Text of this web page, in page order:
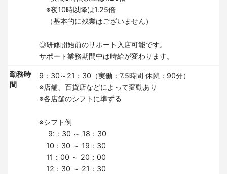
※夜10時以降は1.25倍
（基本的に残業はございません）
◎研修開始前のサポート入店可能です。
サポート業務期間中は時給が変わります。
勤務時
間
9：30～21：30（実働：7.5時間 休憩：90分）
※店舗、百貨店などによって変動あり
※各店舗のシフトに準ずる
※シフト例
9:：30 ～ 18：30
10：30 ～ 19：30
11：00 ～ 20：00
12：30 ～ 21：30